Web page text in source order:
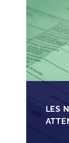
LES